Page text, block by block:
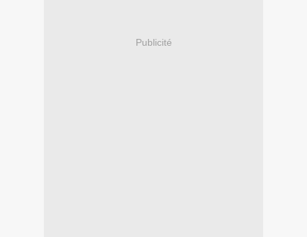
Publicité